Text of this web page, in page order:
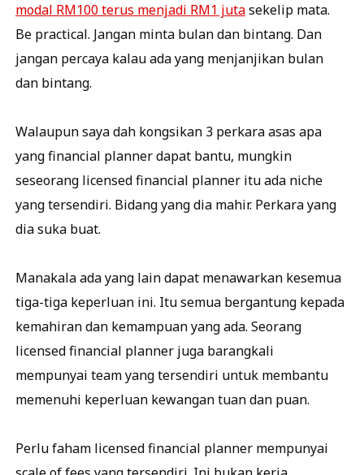
modal RM100 terus menjadi RM1 jutasekelip mata.
Be practical. Jangan minta bulan dan bintang. Dan
jangan percaya kalau ada yang menjanjikan bulan
dan bintang.
Walaupun saya dah kongsikan 3 perkara asas apa
yang financial planner dapat bantu, mungkin
seseorang licensed financial planner itu ada niche
yang tersendiri. Bidang yang dia mahir. Perkara yang
dia suka buat.
Manakala ada yang lain dapat menawarkan kesemua
tiga-tiga keperluan ini. Itu semua bergantung kepada
kemahiran dan kemampuan yang ada. Seorang
licensed financial planner juga barangkali
mempunyai team yang tersendiri untuk membantu
memenuhi keperluan kewangan tuan dan puan.
Perlu faham licensed financial planner mempunyai